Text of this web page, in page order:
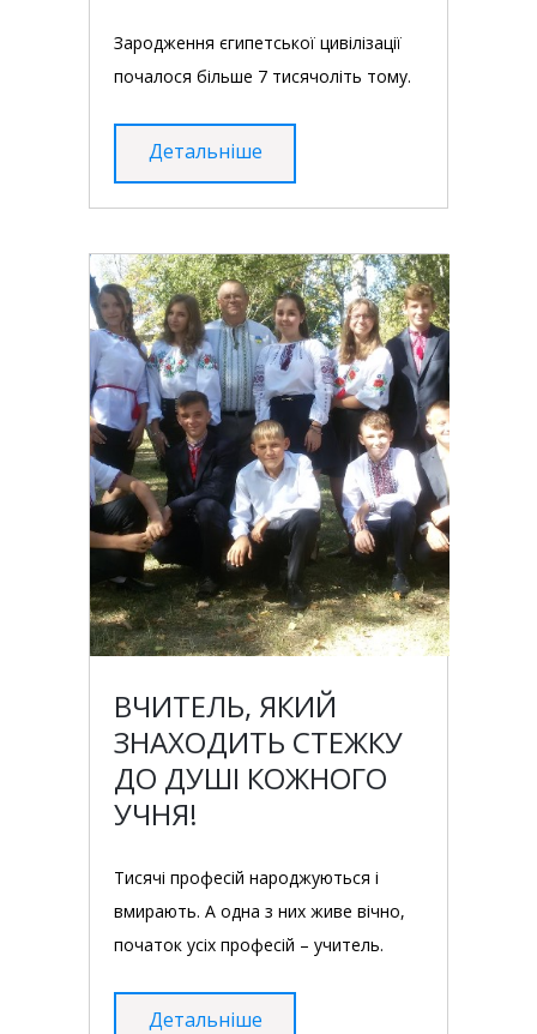
Зародження єгипетської цивілізації
почалося більше 7 тисячоліть тому.
Детальніше
ВЧИТЕЛЬ, ЯКИЙ
ЗНАХОДИТЬ СТЕЖКУ
ДО ДУШІ КОЖНОГО
УЧНЯ!
Тисячі професій народжуються і
вмирають. А одна з них живе вічно,
початок усіх професій – учитель.
Детальніше